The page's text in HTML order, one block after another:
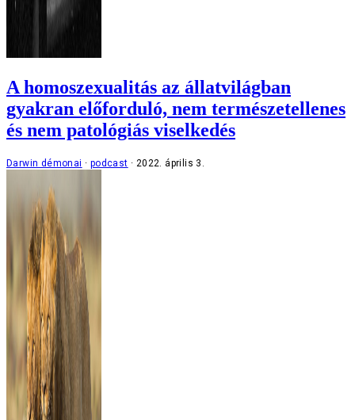
A homoszexualitás az állatvilágban
gyakran előforduló, nem természetellenes
és nem patológiás viselkedés
Darwin démonai podcast 2022. április 3.